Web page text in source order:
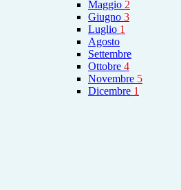
Maggio 2
Giugno 3
Luglio 1
Agosto
Settembre
Ottobre 4
Novembre 5
Dicembre 1